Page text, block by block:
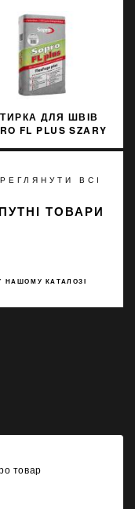
310МЛ
ДЛЯ ШВІВ
FL PLUS SZARY
ВСІ
НАШОМУ КАТАЛОЗІ
ТОВАРИ
товар